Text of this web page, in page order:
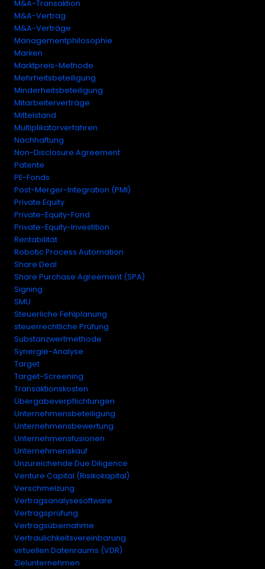
M&A-Transaktion
M&A-Vertrag
M&A-Verträge
Managementphilosophie
Marken
Marktpreis-Methode
Mehrheitsbeteiligung
Minderheitsbeteiligung
Mitarbeiterverträge
Mittelstand
Multiplikatorverfahren
Nachhaftung
Non-Disclosure Agreement
Patente
PE-Fonds
Post-Merger-Integration (PMI)
Private Equity
Private-Equity-Fond
Private-Equity-Investition
Rentabilität
Robotic Process Automation
Share Deal
Share Purchase Agreement (SPA)
Signing
SMU
Steuerliche Fehlplanung
steuerrechtliche Prüfung
Substanzwertmethode
Synergie-Analyse
Target
Target-Screening
Transaktionskosten
Übergabeverpflichtungen
Unternehmensbeteiligung
Unternehmensbewertung
Unternehmensfusionen
Unternehmenskauf
Unzureichende Due Diligence
Venture Capital (Risikokapital)
Verschmelzung
Vertragsanalysesoftware
Vertragsprüfung
Vertragsübernahme
Vertraulichkeitsvereinbarung
virtuellen Datenraums (VDR)
Zielunternehmen